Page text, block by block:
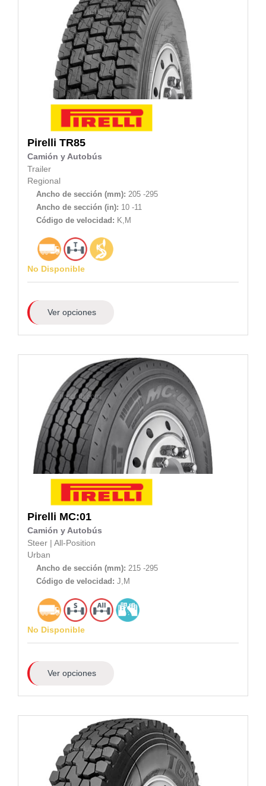
Pirelli TR85
Camión y Autobús
Trailer
Regional
Ancho de sección (mm): 205 -295
Ancho de sección (in): 10 -11
Código de velocidad: K,M
No Disponible
Ver opciones
Pirelli MC:01
Camión y Autobús
Steer
All-Position
Urban
Ancho de sección (mm): 215 -295
Código de velocidad: J,M
No Disponible
Ver opciones